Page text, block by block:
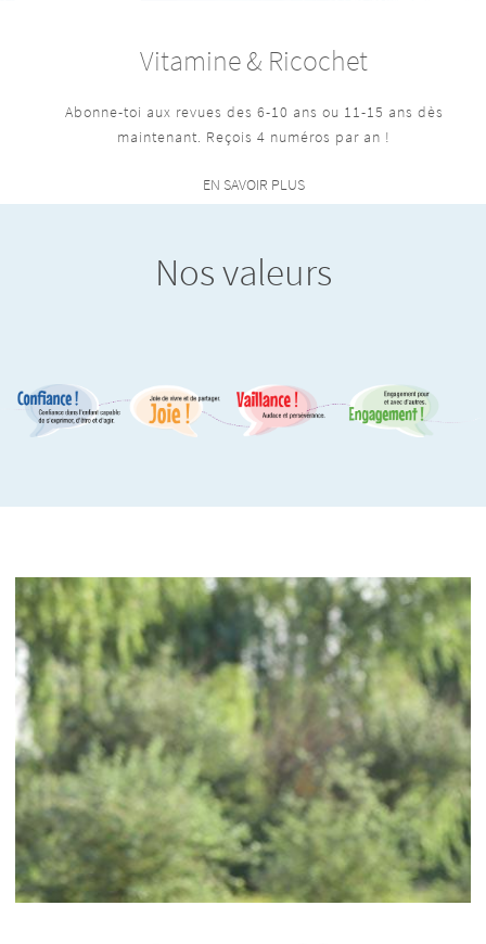
Vitamine & Ricochet
Abonne-toi aux revues des 6-10 ans ou 11-15 ans dès
maintenant. Reçois 4 numéros par an !
EN SAVOIR PLUS
Nos valeurs